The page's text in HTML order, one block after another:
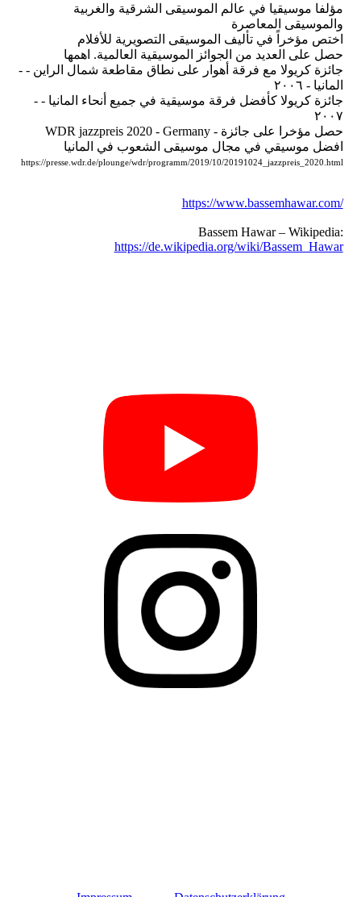
مؤلفا موسيقيا في عالم الموسيقى الشرقية والغربية
والموسيقى المعاصرة
اختص مؤخراً في تأليف الموسيقى التصويرية للأفلام
حصل على العديد من الجوائز الموسيقية العالمية. اهمها
- جائزة كريولا مع فرقة أهوار على نطاق مقاطعة شمال الراين -
المانيا - ٢٠٠٦
- جائزة كريولا كأفضل فرقة موسيقية في جميع أنحاء المانيا -
٢٠٠٧
WDR jazzpreis 2020 - Germany - حصل مؤخرا على جائزة
افضل موسيقي في مجال موسيقى الشعوب في المانيا
https://presse.wdr.de/plounge/wdr/programm/2019/10/20191024_jazzpreis_2020.html
https://www.bassemhawar.com/
Bassem Hawar – Wikipedia:
https://de.wikipedia.org/wiki/Bassem_Hawar